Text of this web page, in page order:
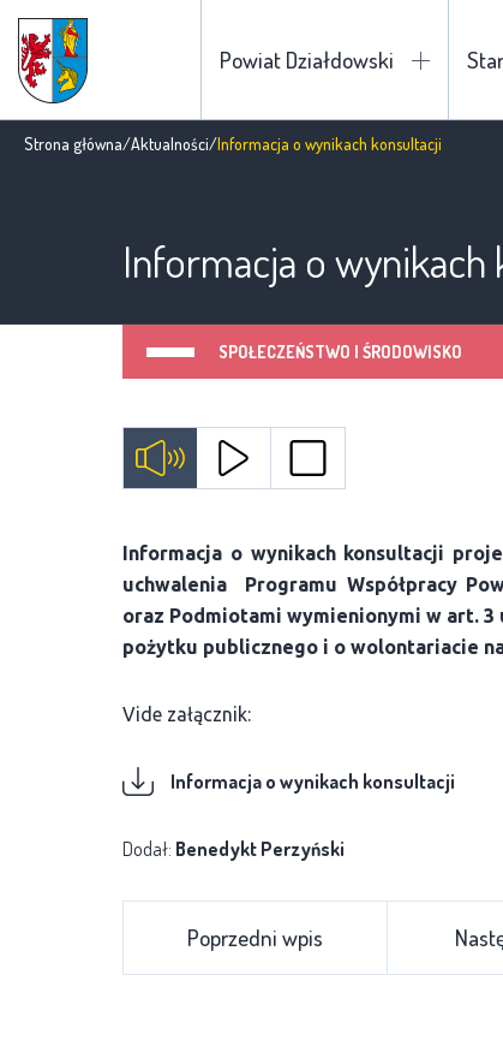
Powiat Działdowski
Strona główna/Aktualności/Informacja o wynikach konsultacji
Informacja o wynikach
SPOŁECZEŃSTWO I ŚRODOWISKO
Informacja o wynikach konsultacji
uchwalenia Programu Współpracy
oraz Podmiotami wymienionymi w art. 3
pożytku publicznego i o wolontariacie
Vide załącznik:
Informacja o wynikach konsultacji
Dodał: Benedykt Perzyński
Poprzedni wpis